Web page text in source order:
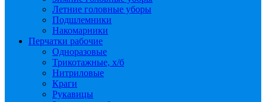
Летние головные уборы
Подшлемники
Накомарники
Перчатки рабочие
Одноразовые
Трикотажные, х/б
Нитриловые
Краги
Рукавицы